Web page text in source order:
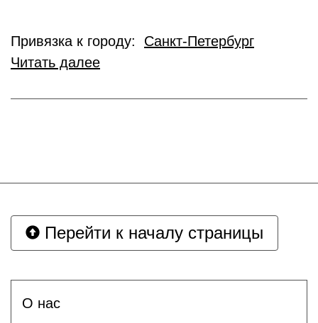
Привязка к городу: Санкт-Петербург
Читать далее
Перейти к началу страницы
О нас